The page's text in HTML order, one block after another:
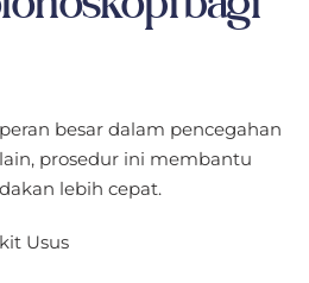
besar dalam pencegahan
prosedur ini membantu
lebih cepat.
Usus